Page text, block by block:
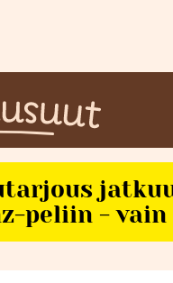
peliin - vain